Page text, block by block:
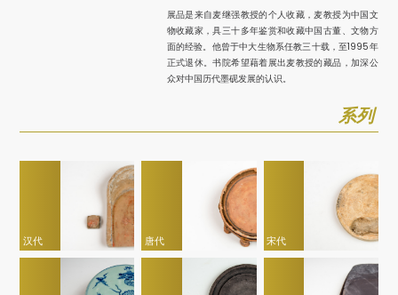
展品是来自麦继强教授的个人收藏，麦教授为中国文
物收藏家，具三十多年鉴赏和收藏中国古董、文物方
面的经验。他曾于中大生物系任教三十载，至1995年
正式退休。书院希望藉着展出麦教授的藏品，加深公
众对中国历代墨砚发展的认识。
系列
汉代 唐代 宋代